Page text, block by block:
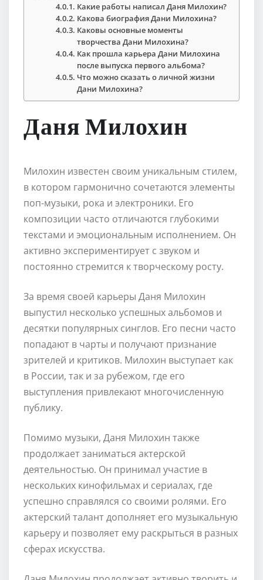
Какие работы написал Даня Милохин?
Какова биография Дани Милохина?
Каковы основные моменты
творчества Дани Милохина?
Как прошла карьера Дани Милохина
после выпуска первого альбома?
Что можно сказать о личной жизни
Дани Милохина?
Даня Милохин
Милохин известен своим уникальным стилем,
в котором гармонично сочетаются элементы
поп-музыки, рока и электроники. Его
композиции часто отличаются глубокими
текстами и эмоциональным исполнением. Он
активно экспериментирует с звуком и
постоянно стремится к творческому росту.
За время своей карьеры Даня Милохин
выпустил несколько успешных альбомов и
десятки популярных синглов. Его песни часто
попадают в чарты и получают признание
зрителей и критиков. Милохин выступает как
в России, так и за рубежом, где его
выступления привлекают многочисленную
публику.
Помимо музыки, Даня Милохин также
продолжает заниматься актерской
деятельностью. Он принимал участие в
нескольких кинофильмах и сериалах, где
успешно справлялся со своими ролями. Его
актерский талант дополняет его музыкальную
карьеру и позволяет ему раскрыться в разных
сферах искусства.